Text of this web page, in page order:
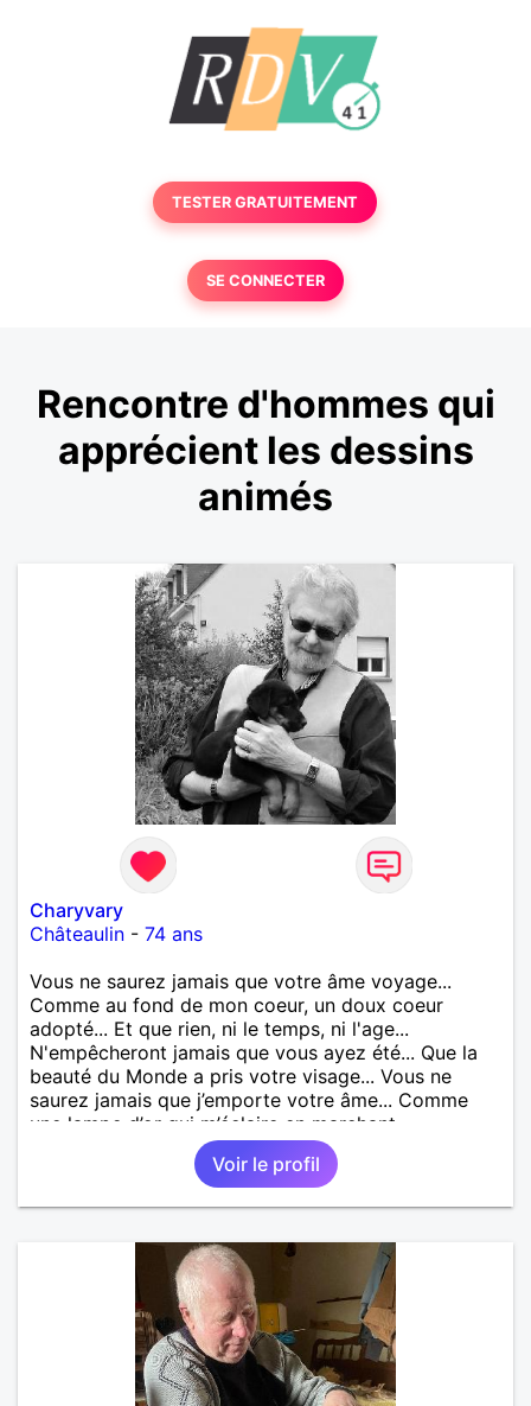
TESTER GRATUITEMENT
SE CONNECTER
Rencontre d'hommes qui
apprécient les dessins
animés
Charyvary
Châteaulin - 74 ans
Vous ne saurez jamais que votre âme voyage...
Comme au fond de mon coeur, un doux coeur
adopté... Et que rien, ni le temps, ni l'age...
N'empêcheront jamais que vous ayez été... Que la
beauté du Monde a pris votre visage... Vous ne
saurez jamais que j’emporte votre âme... Comme
une lampe d’or qui m’éclaire en marchant...
Voir le profil